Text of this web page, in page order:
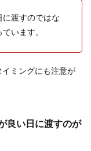
に渡すのではな
います。
ミングにも注意が
良い日に渡すのが